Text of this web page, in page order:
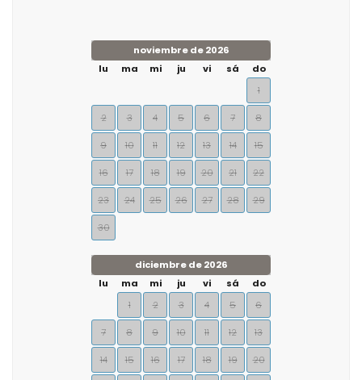
noviembre de 2026
lu
ma mi ju vi sá
do
1
2 3 4 5 6 7 8
9 10 11 12 13 14 15
16 17 18 19 20 21 22
23 24 25 26 27 28 29
30
diciembre de 2026
lu
ma mi ju vi sá
do
1
2 3 4 5 6
7 8 9 10 11 12 13
14 15 16 17 18 19 20